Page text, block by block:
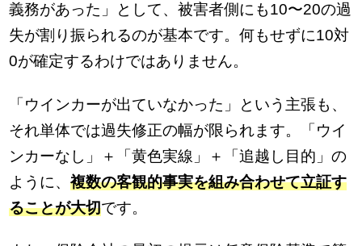
義務があった」として、被害者側にも10〜20の過
失が割り振られるのが基本です。何もせずに10対
0が確定するわけではありません。
「ウインカーが出ていなかった」という主張も、
それ単体では過失修正の幅が限られます。「ウイ
ンカーなし」＋「黄色実線」＋「追越し目的」の
ように、複数の客観的事実を組み合わせて立証す
ることが大切です。